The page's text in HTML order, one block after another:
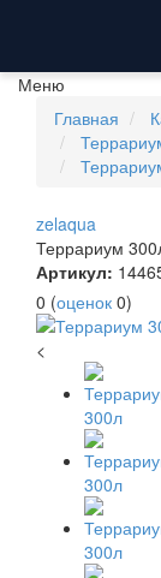
Меню
Главная
zelaqua
Террариум
Артикул:
0 (оценок 0)
<